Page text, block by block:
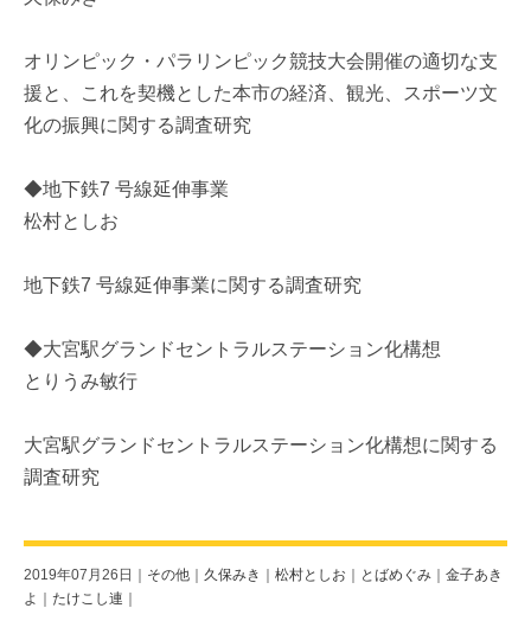
オリンピック・パラリンピック競技大会開催の適切な支
援と、これを契機とした本市の経済、観光、スポーツ文
化の振興に関する調査研究
◆地下鉄7 号線延伸事業
松村としお
地下鉄7 号線延伸事業に関する調査研究
◆大宮駅グランドセントラルステーション化構想
とりうみ敏行
大宮駅グランドセントラルステーション化構想に関する
調査研究
2019年07月26日｜ その他 ｜ 久保みき ｜ 松村としお ｜ とばめぐみ ｜ 金子あき
よ ｜ たけこし連 ｜